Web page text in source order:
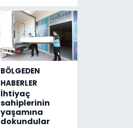
BÖLGEDEN
HABERLER
İhtiyaç
sahiplerinin
yaşamına
dokundular